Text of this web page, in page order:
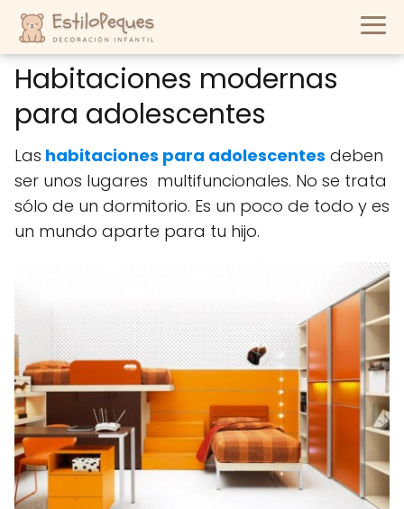
Habitaciones modernas
para adolescentes
Las habitaciones para adolescentes deben
ser unos lugares multifuncionales. No se trata
sólo de un dormitorio. Es un poco de todo y es
un mundo aparte para tu hijo.